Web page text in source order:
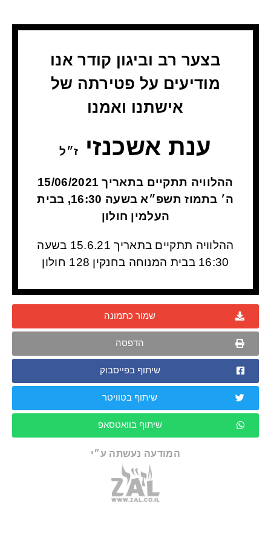
בצער רב וביגון קודר אנו
מודיעים על פטירתה של
אישתנו ואמנו
ענת אשכנזי ז״ל
ההלוויה תתקיים בתאריך 15/06/2021
ה׳ בתמוז תשפ״א בשעה 16:30, בבית
העלמין חולון
ההלוויה תתקיים בתאריך 15.6.21 בשעה
16:30 בבית המנוחה בחנקין 128 חולון
שמור כתמונה
הדפסה
שיתוף בפייסבוק
שיתוף בטוויטר
שיתוף בוואטסאפ
המודעה נעשתה ע״י